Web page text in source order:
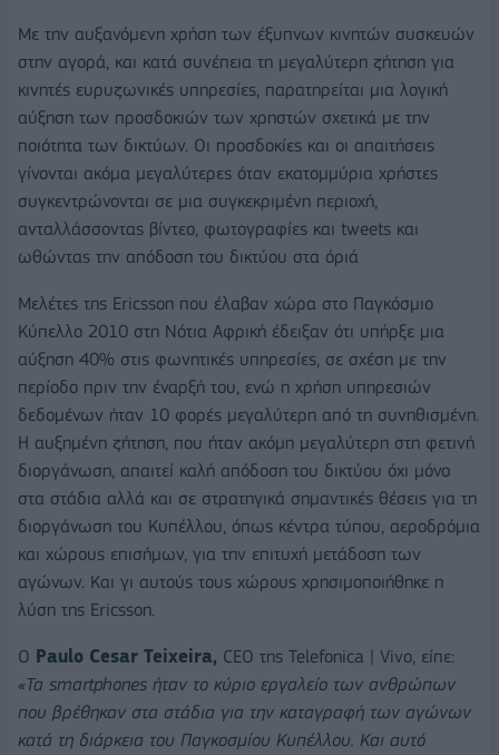
Με την αυξανόμενη χρήση των έξυπνων κινητών συσκευών
στην αγορά, και κατά συνέπεια τη μεγαλύτερη ζήτηση για
κινητές ευρυζωνικές υπηρεσίες, παρατηρείται μια λογική
αύξηση των προσδοκιών των χρηστών σχετικά με την
ποιότητα των δικτύων. Οι προσδοκίες και οι απαιτήσεις
γίνονται ακόμα μεγαλύτερες όταν εκατομμύρια χρήστες
συγκεντρώνονται σε μια συγκεκριμένη περιοχή,
ανταλλάσσοντας βίντεο, φωτογραφίες και tweets και
ωθώντας την απόδοση του δικτύου στα όριά
Μελέτες της Ericsson που έλαβαν χώρα στο Παγκόσμιο
Κύπελλο 2010 στη Νότια Αφρική έδειξαν ότι υπήρξε μια
αύξηση 40% στις φωνητικές υπηρεσίες, σε σχέση με την
περίοδο πριν την έναρξή του, ενώ η χρήση υπηρεσιών
δεδομένων ήταν 10 φορές μεγαλύτερη από τη συνηθισμένη.
Η αυξημένη ζήτηση, που ήταν ακόμη μεγαλύτερη στη φετινή
διοργάνωση, απαιτεί καλή απόδοση του δικτύου όχι μόνο
στα στάδια αλλά και σε στρατηγικά σημαντικές θέσεις για τη
διοργάνωση του Κυπέλλου, όπως κέντρα τύπου, αεροδρόμια
και χώρους επισήμων, για την επιτυχή μετάδοση των
αγώνων. Και γι αυτούς τους χώρους χρησιμοποιήθηκε η
λύση της Ericsson.
Ο Paulo Cesar Teixeira, CEO της Telefonica | Vivo, είπε:
«Τα smartphones ήταν το κύριο εργαλείο των ανθρώπων
που βρέθηκαν στα στάδια για την καταγραφή των αγώνων
κατά τη διάρκεια του Παγκοσμίου Κυπέλλου. Και αυτό